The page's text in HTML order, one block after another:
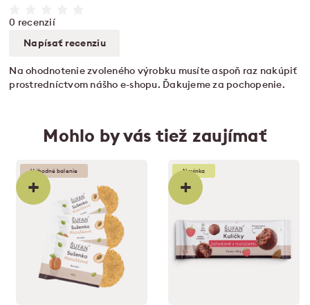
0 recenzií
Napísať recenziu
Na ohodnotenie zvoleného výrobku musíte aspoň raz nakúpiť
prostredníctvom nášho e-shopu. Ďakujeme za pochopenie.
Mohlo by vás tiež zaujímať
+
Výhodné balenie +
Novinka